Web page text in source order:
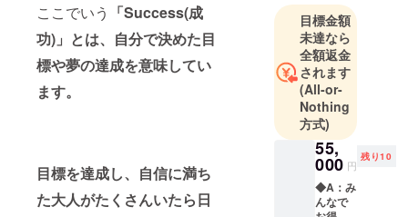
ここでいう 「Success(成
功)」とは、自分で決めた目
標や夢の達成を意味してい
ます。
目標を達成し、自信に満ち
た大人がたくさんいたら日
事。大手通
信会社の外
部講師にて
約3年営業コ
ンサルを担
当し約500名
の目標達成
に貢献。同
時期にコー
チングを習
目標金額
未達なら
全額返金
されます
(All-or-
Nothing
方式)
55,
000 円
残り10
◆A：み
んなで